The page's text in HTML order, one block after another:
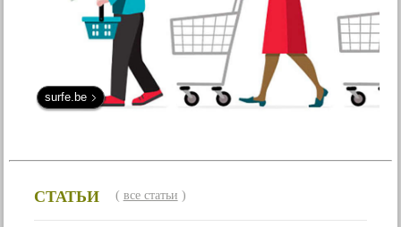
surfe.be
СТАТЬИ ( все статьи )